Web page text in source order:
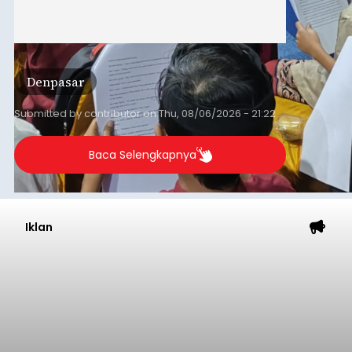
Denpasar
Submitted bycontributoronThu, 08/06/2026 - 21:22
Baca Selengkapnya
Iklan